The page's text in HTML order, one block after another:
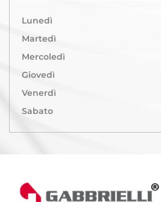
Lunedì
Martedì
Mercoledì
Giovedì
Venerdì
Sabato